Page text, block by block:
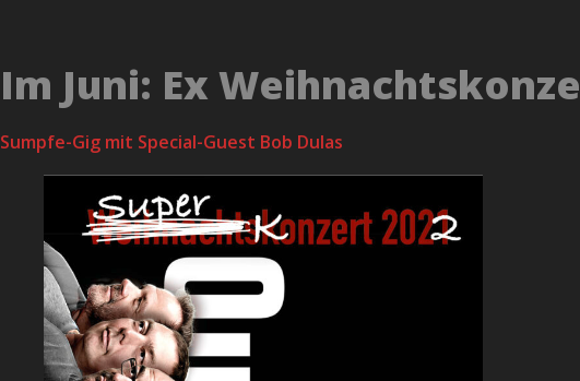
Im Juni: Ex
Sumpfe-Gig mit Special-Guest Bob Dulas